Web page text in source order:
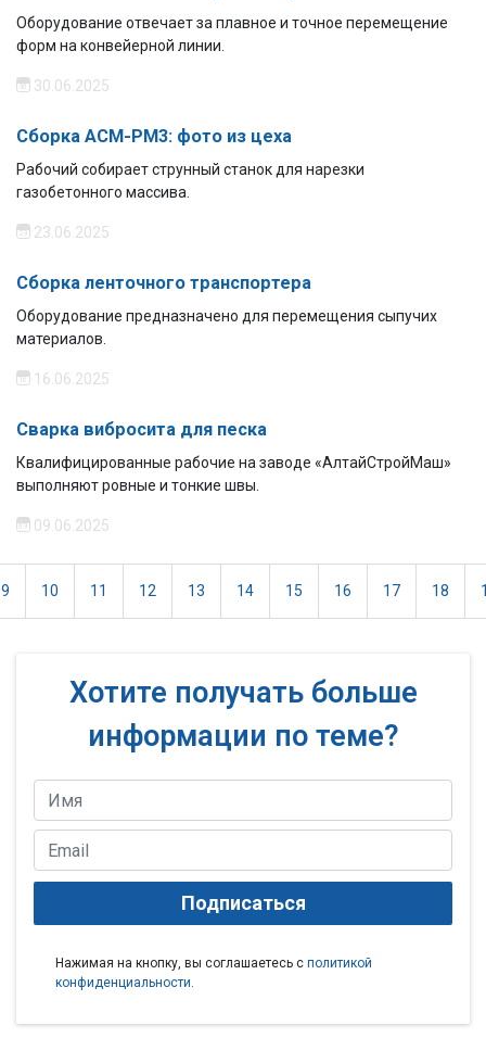
Оборудование отвечает за плавное и точное перемещение
форм на конвейерной линии.
30.06.2025
Сборка АСМ-РМ3: фото из цеха
Рабочий собирает струнный станок для нарезки
газобетонного массива.
23.06.2025
Сборка ленточного транспортера
Оборудование предназначено для перемещения сыпучих
материалов.
16.06.2025
Сварка вибросита для песка
Квалифицированные рабочие на заводе «АлтайСтройМаш»
выполняют ровные и тонкие швы.
09.06.2025
9 10 11 12 13 14 15 16 17 18
Хотите получать больше
информации по теме?
Подписаться
Нажимая на кнопку, вы соглашаетесь с политикой
конфиденциальности.